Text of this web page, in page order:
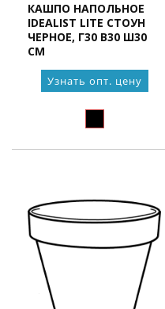
КАШПО НАПОЛЬНОЕ
IDEALIST LITE СТОУН
ЧЕРНОЕ, Г30 В30 Ш30
СМ
Узнать опт. цену